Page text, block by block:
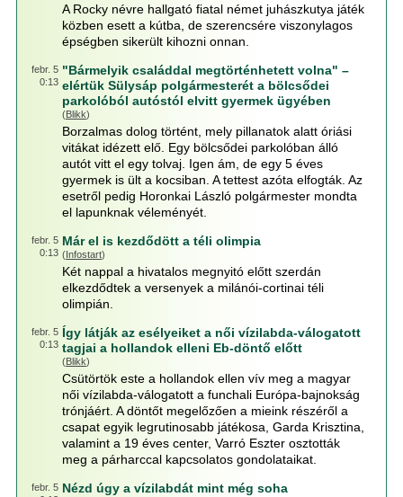
A Rocky névre hallgató fiatal német juhászkutya játék
közben esett a kútba, de szerencsére viszonylagos
épségben sikerült kihozni onnan.
febr. 5
0:13
"Bármelyik családdal megtörténhetett volna" –
elértük Sülysáp polgármesterét a bölcsődei
parkolóból autóstól elvitt gyermek ügyében
(Blikk)
Borzalmas dolog történt, mely pillanatok alatt óriási
vitákat idézett elő. Egy bölcsődei parkolóban álló
autót vitt el egy tolvaj. Igen ám, de egy 5 éves
gyermek is ült a kocsiban. A tettest azóta elfogták. Az
esetről pedig Horonkai László polgármester mondta
el lapunknak véleményét.
febr. 5
0:13
Már el is kezdődött a téli olimpia
(Infostart)
Két nappal a hivatalos megnyitó előtt szerdán
elkezdődtek a versenyek a milánói-cortinai téli
olimpián.
febr. 5
0:13
Így látják az esélyeiket a női vízilabda-válogatott
tagjai a hollandok elleni Eb-döntő előtt
(Blikk)
Csütörtök este a hollandok ellen vív meg a magyar
női vízilabda-válogatott a funchali Európa-bajnokság
trónjáért. A döntőt megelőzően a mieink részéről a
csapat egyik legrutinosabb játékosa, Garda Krisztina,
valamint a 19 éves center, Varró Eszter osztották
meg a párharccal kapcsolatos gondolataikat.
febr. 5 Nézd úgy a vízilabdát mint még soha